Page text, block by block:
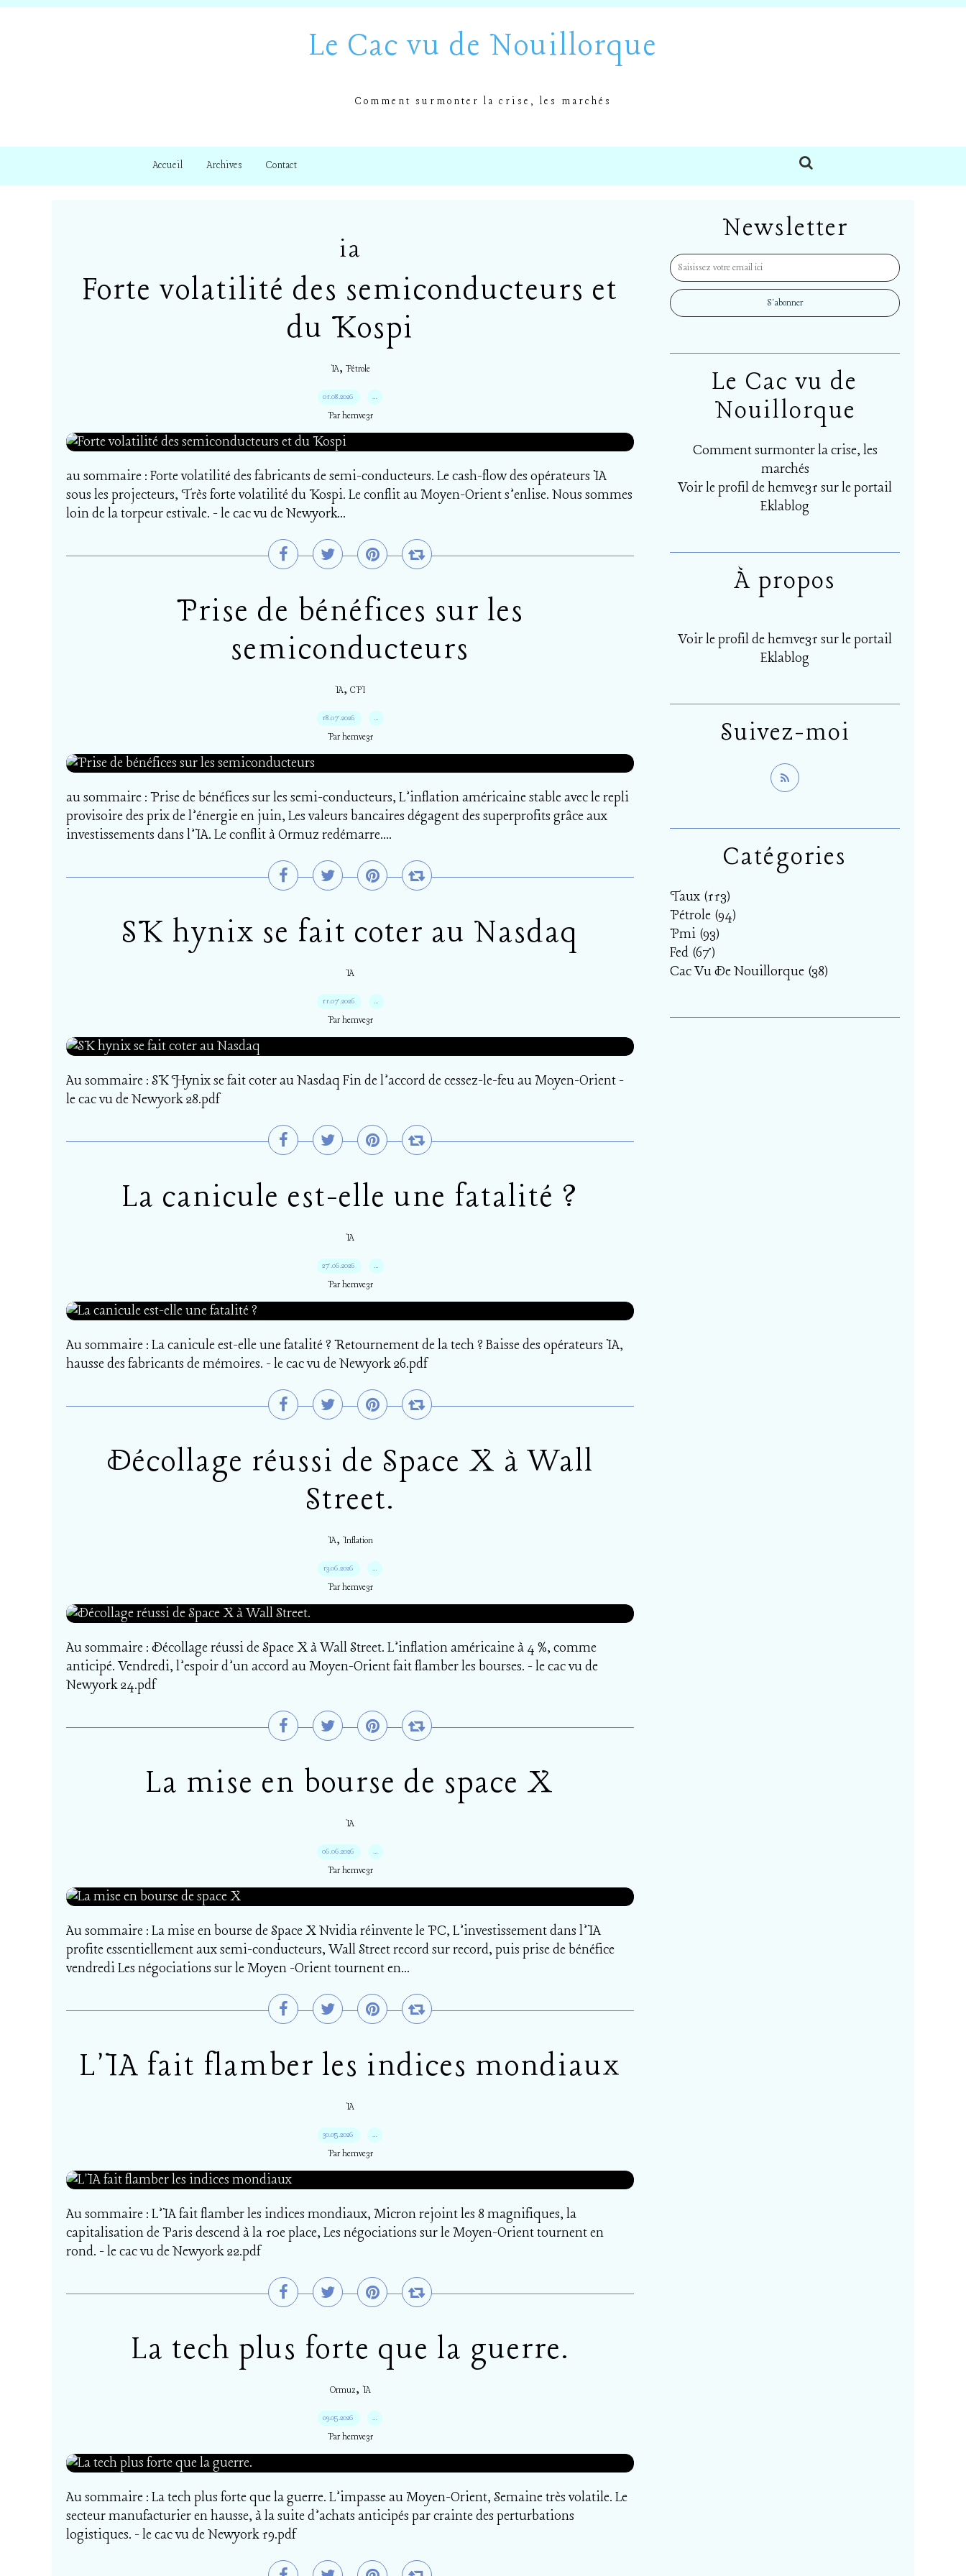
Le Cac vu de Nouillorque
Comment surmonter la crise, les marchés
Accueil Archives Contact
ia
Forte volatilité des semiconducteurs et
du Kospi
IA, Pétrole
01.08.2026 …
Par hemve31
au sommaire : Forte volatilité des fabricants de semi-conducteurs. Le cash-flow des opérateurs IA
sous les projecteurs, Très forte volatilité du Kospi. Le conflit au Moyen-Orient s’enlise. Nous sommes
loin de la torpeur estivale. - le cac vu de Newyork...
Prise de bénéfices sur les
semiconducteurs
IA, CPI
18.07.2026 …
Par hemve31
au sommaire : Prise de bénéfices sur les semi-conducteurs, L’inflation américaine stable avec le repli
provisoire des prix de l’énergie en juin, Les valeurs bancaires dégagent des superprofits grâce aux
investissements dans l’IA. Le conflit à Ormuz redémarre....
SK hynix se fait coter au Nasdaq
IA
11.07.2026 …
Par hemve31
Au sommaire : SK Hynix se fait coter au Nasdaq Fin de l’accord de cessez-le-feu au Moyen-Orient -
le cac vu de Newyork 28.pdf
La canicule est-elle une fatalité ?
IA
27.06.2026 …
Par hemve31
Au sommaire : La canicule est-elle une fatalité ? Retournement de la tech ? Baisse des opérateurs IA,
hausse des fabricants de mémoires. - le cac vu de Newyork 26.pdf
Décollage réussi de Space X à Wall
Street.
IA, Inflation
13.06.2026 …
Par hemve31
Au sommaire : Décollage réussi de Space X à Wall Street. L’inflation américaine à 4 %, comme
anticipé. Vendredi, l’espoir d’un accord au Moyen-Orient fait flamber les bourses. - le cac vu de
Newyork 24.pdf
La mise en bourse de space X
IA
06.06.2026 …
Par hemve31
Au sommaire : La mise en bourse de Space X Nvidia réinvente le PC, L’investissement dans l’IA
profite essentiellement aux semi-conducteurs, Wall Street record sur record, puis prise de bénéfice
vendredi Les négociations sur le Moyen -Orient tournent en...
L'IA fait flamber les indices mondiaux
IA
30.05.2026 …
Par hemve31
Au sommaire : L’IA fait flamber les indices mondiaux, Micron rejoint les 8 magnifiques, la
capitalisation de Paris descend à la 10e place, Les négociations sur le Moyen-Orient tournent en
rond. - le cac vu de Newyork 22.pdf
La tech plus forte que la guerre.
Ormuz, IA
09.05.2026 …
Par hemve31
Au sommaire : La tech plus forte que la guerre. L’impasse au Moyen-Orient, Semaine très volatile. Le
secteur manufacturier en hausse, à la suite d’achats anticipés par crainte des perturbations
logistiques. - le cac vu de Newyork 19.pdf
Newsletter
Catégories
Taux (113)
Pétrole (94)
Pmi (93)
Fed (67)
Cac Vu De Nouillorque (38)
Le Cac vu de
Nouillorque
Comment surmonter la crise, les
marchés
Voir le profil dehemve31 sur le portail
Eklablog
Suivez-moi
À propos
Voir le profil dehemve31 sur le portail
Eklablog